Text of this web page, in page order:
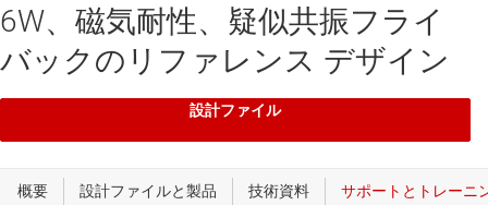
6W、磁気耐性、疑似共振フライ
バックのリファレンス デザイン
設計ファイル